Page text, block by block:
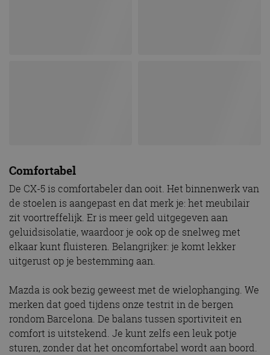
Comfortabel
De CX-5 is comfortabeler dan ooit. Het binnenwerk van
de stoelen is aangepast en dat merk je: het meubilair
zit voortreffelijk. Er is meer geld uitgegeven aan
geluidsisolatie, waardoor je ook op de snelweg met
elkaar kunt fluisteren. Belangrijker: je komt lekker
uitgerust op je bestemming aan.
Mazda is ook bezig geweest met de wielophanging. We
merken dat goed tijdens onze testrit in de bergen
rondom Barcelona. De balans tussen sportiviteit en
comfort is uitstekend. Je kunt zelfs een leuk potje
sturen, zonder dat het oncomfortabel wordt aan boord.